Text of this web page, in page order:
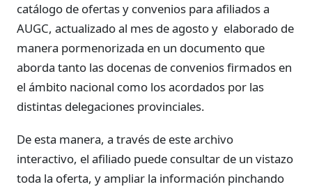
catálogo de ofertas y convenios para afiliados a
AUGC, actualizado al mes de agosto y elaborado de
manera pormenorizada en un documento que
aborda tanto las docenas de convenios firmados en
el ámbito nacional como los acordados por las
distintas delegaciones provinciales.
De esta manera, a través de este archivo
interactivo, el afiliado puede consultar de un vistazo
toda la oferta, y ampliar la información pinchando